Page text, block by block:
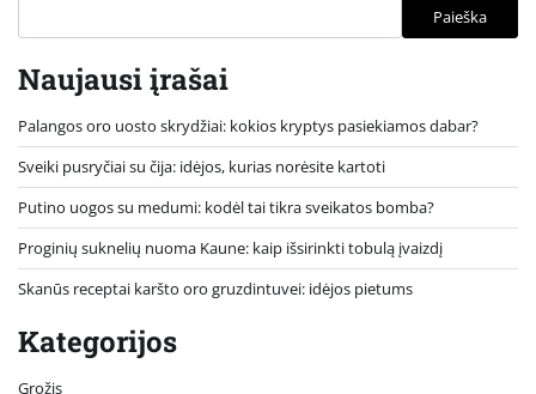
Paieška
Naujausi įrašai
Palangos oro uosto skrydžiai: kokios kryptys pasiekiamos dabar?
Sveiki pusryčiai su čija: idėjos, kurias norėsite kartoti
Putino uogos su medumi: kodėl tai tikra sveikatos bomba?
Proginių suknelių nuoma Kaune: kaip išsirinkti tobulą įvaizdį
Skanūs receptai karšto oro gruzdintuvei: idėjos pietums
Kategorijos
Grožis